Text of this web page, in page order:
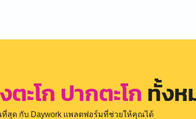
ะโก ปากตะโก ทั้งห
ด กับ Daywork แพลตฟอร์มที่ช่วยให้คุณได้